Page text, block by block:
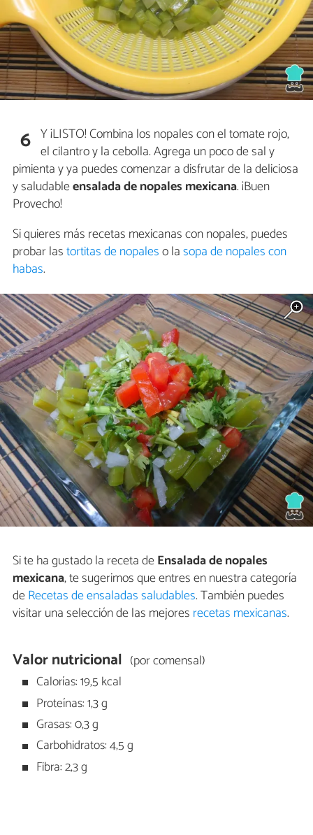
6 Y ¡LISTO! Combina los nopales con el tomate rojo,
el cilantro y la cebolla. Agrega un poco de sal y
pimienta y ya puedes comenzar a disfrutar de la deliciosa
y saludableensalada de nopales mexicana. ¡Buen
Provecho!
Si quieres más recetas mexicanas con nopales, puedes
probar lastortitas de nopaleso lasopa de nopales con
habas.
Si te ha gustado la receta deEnsalada de nopales
mexicana, te sugerimos que entres en nuestra categoría
deRecetas de ensaladas saludables. También puedes
visitar una selección de las mejores recetas mexicanas.
Valor nutricional (por comensal)
Calorías: 19,5 kcal
Proteínas: 1,3 g
Grasas: 0,3 g
Carbohidratos: 4,5 g
Fibra: 2,3 g